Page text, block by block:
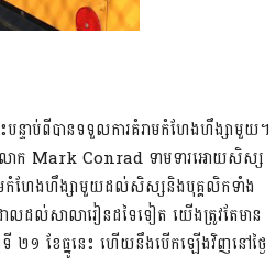
ទាប់ពីបានទទួលការគំរាមកំហែងហឹង្សាមួយ។
រលោក Mark Conrad ទាមទារអោយសិស្ស
មកំហែងហឹង្សាមួយដល់សិស្សនិងបុគ្គលិកទាំង
លដល់សាលារៀនដទៃទៀត យើងត្រូវតែមាន
២១ ខែធ្នូនេះ ហើយនឹងបើកឡើងវិញនៅថ្ងៃ